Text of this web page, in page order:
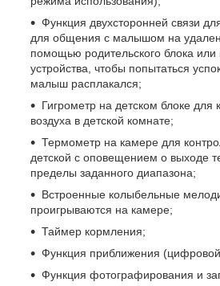
Функция двухсторонней связи
для общения с малышом на
помощью родительского блока или
устройства, чтобы попытаться
малыш расплакался;
Гигрометр на детском блоке для
воздуха в детской комнате;
Термометр на камере для
детской с оповещением о выходе
пределы заданного диапазона;
Встроенные колыбельные
проигрываются на камере;
Таймер кормления;
Функция приближения
Функция фотографирования и